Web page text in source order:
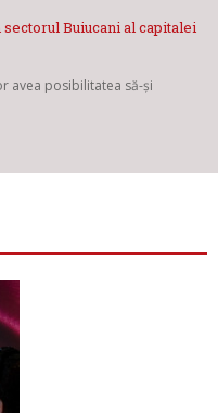
Buiucani al capitalei
avea posibilitatea să-și